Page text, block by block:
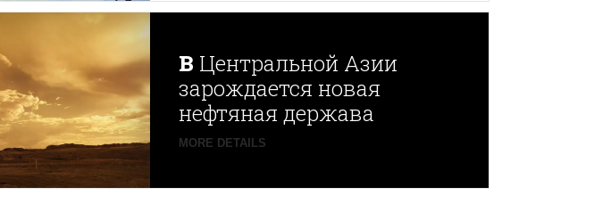
В Центральной Азии
зарождается новая
нефтяная держава
MORE DETAILS